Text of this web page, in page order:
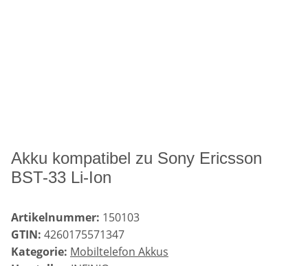
Akku kompatibel zu Sony Ericsson
BST-33 Li-Ion
Artikelnummer: 150103
GTIN: 4260175571347
Kategorie: Mobiltelefon Akkus